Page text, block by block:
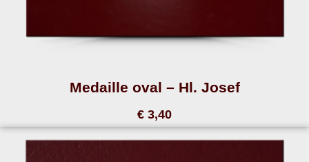
Medaille oval – Hl. Josef
€ 3,40